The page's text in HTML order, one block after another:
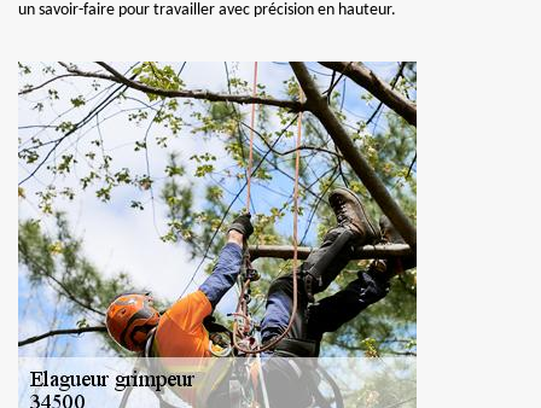
un savoir-faire pour travailler avec précision en hauteur.